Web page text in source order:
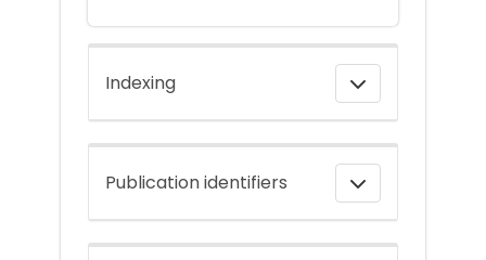
Indexing
Publication identifiers